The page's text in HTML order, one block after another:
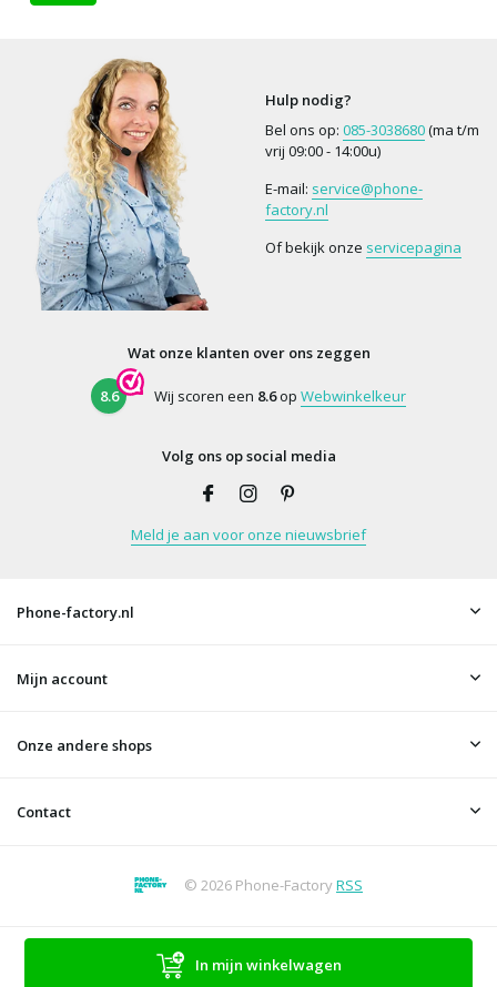
In mijn winkelwagen
Hulp nodig?
Bel ons op: 085-3038680(ma t/m
vrij 09:00 - 14:00u)
E-mail: service@phone-
factory.nl
Of bekijk onze servicepagina
Wat onze klanten over ons zeggen
8.6 Wij scoren een 8.6op Webwinkelkeur
Volg ons op social media
Meld je aan voor onze nieuwsbrief
Phone-factory.nl
Mijn account
Onze andere shops
Contact
© 2026 Phone-FactoryRSS